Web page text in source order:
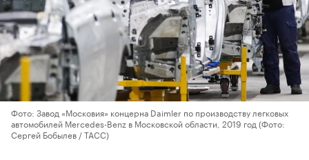
Фото: Завод «Московия» концерна Daimler по производству легковых
автомобилей Mercedes-Benz в Московской области, 2019 год (Фото:
Сергей Бобылев / ТАСС)